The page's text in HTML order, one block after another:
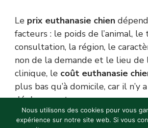
Le prix euthanasie chien
facteurs : le poids de l’animal, le
consultation, la région, le
non de la demande et le lieu de
clinique, le coût euthanasie
plus bas qu’à domicile, car il n’y
déplacement.
Nous utilisons des cookies pour vous
expérience sur notre site web. Si vous